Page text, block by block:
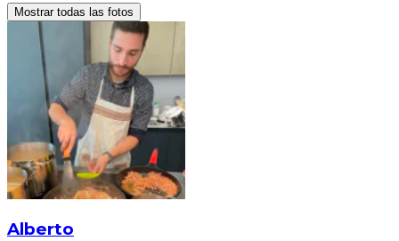
Mostrar todas las fotos
Alberto